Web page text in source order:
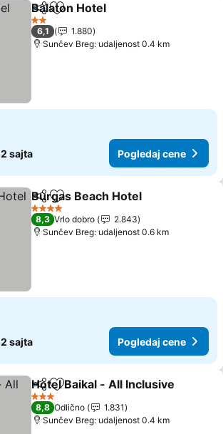
Deli Dodati u favorite
Balaton Hotel
2 Zvezdice
6,1
1.880
Sunčev Breg: udaljenost 0.4 km
2 sajta Pogledaj cene
Deli Dodati u favorite
Burgas Beach Hotel
4 Zvezdice
8,3 Vrlo dobro
2.843
Sunčev Breg: udaljenost 0.6 km
2 sajta Pogledaj cene
Deli Dodati u favorite
Hotel Baikal - All Inclusive
3 Zvezdice
8,8 Odlično
1.831
Sunčev Breg: udaljenost 0.4 km